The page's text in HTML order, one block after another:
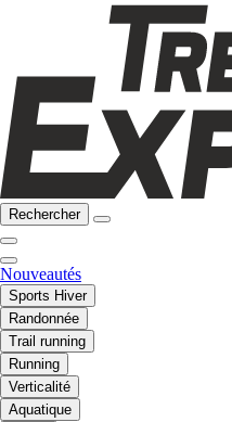
Rechercher
Nouveautés
Sports Hiver
Randonnée
Trail running
Running
Verticalité
Aquatique